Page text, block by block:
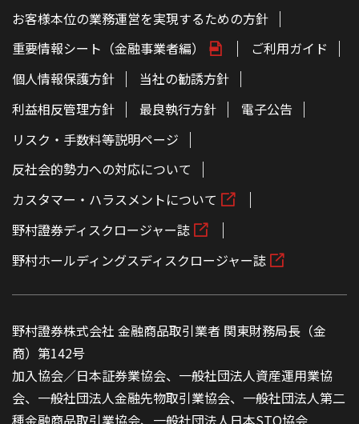
お客様本位の業務運営を実現するための方針
重要情報シート（金融事業者編）
ご利用ガイド
個人情報保護方針
当社の勧誘方針
利益相反管理方針
最良執行方針
電子公告
リスク・手数料等説明ページ
反社会的勢力への対応について
カスタマー・ハラスメントについて
野村證券ディスクロージャー誌
野村ホールディングスディスクロージャー誌
野村證券株式会社 金融商品取引業者 関東財務局長（金
商）第142号
加入協会／日本証券業協会、一般社団法人資産運用業協
会、一般社団法人金融先物取引業協会、一般社団法人第二